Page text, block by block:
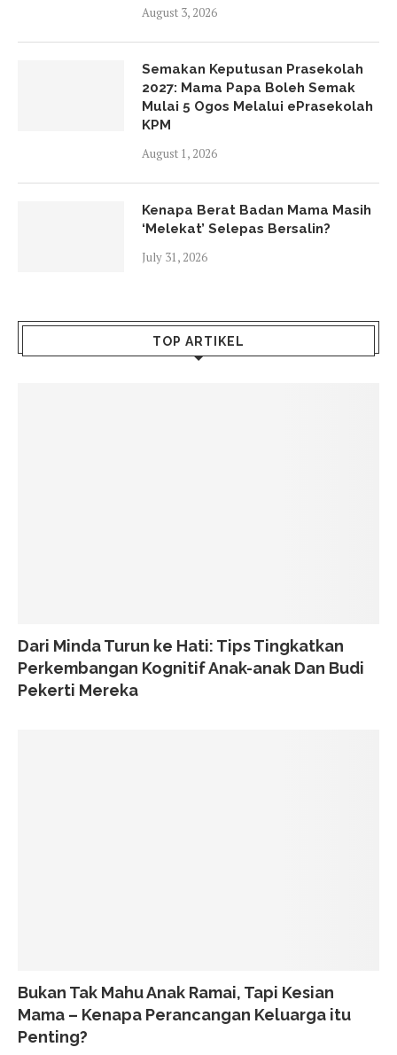
August 3, 2026
Semakan Keputusan Prasekolah
2027: Mama Papa Boleh Semak
Mulai 5 Ogos Melalui ePrasekolah
KPM
August 1, 2026
Kenapa Berat Badan Mama Masih
‘Melekat’ Selepas Bersalin?
July 31, 2026
TOP ARTIKEL
Dari Minda Turun ke Hati: Tips Tingkatkan
Perkembangan Kognitif Anak-anak Dan Budi
Pekerti Mereka
Bukan Tak Mahu Anak Ramai, Tapi Kesian
Mama – Kenapa Perancangan Keluarga itu
Penting?